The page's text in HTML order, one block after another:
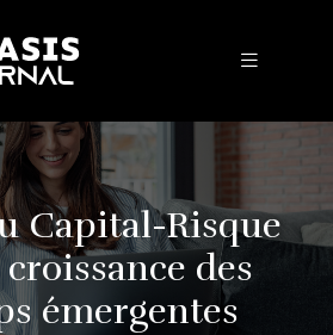
Capital-Risque
des
émergentes